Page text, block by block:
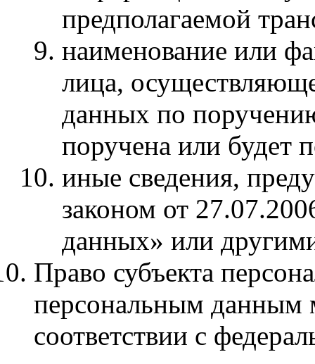
предполагаемой
наименование или
лица,
данных по
поручена или будет
иные сведения,
законом от
данных» или
Право субъекта
персональным данным
соответствии с